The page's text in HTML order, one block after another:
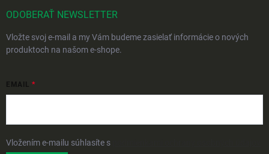
ODOBERAŤ NEWSLETTER
Vložte svoj e-mail a my Vám budeme zasielať informácie o nových
produktoch na našom e-shope.
EMAIL
Vložením e-mailu súhlasíte s